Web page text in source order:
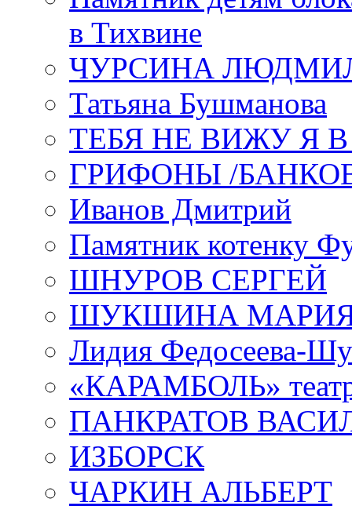
в Тихвине
ЧУРСИНА
Татьяна Бушманова
ТЕБЯ НЕ ВИЖУ Я
ГРИФОНЫ /
Иванов Дмитрий
Памятник котенку
ШНУРОВ СЕРГЕЙ
ШУКШИНА
Лидия Федосеева-
«КАРАМБОЛЬ»
ПАНКРАТОВ
ИЗБОРСК
ЧАРКИН АЛЬБЕРТ